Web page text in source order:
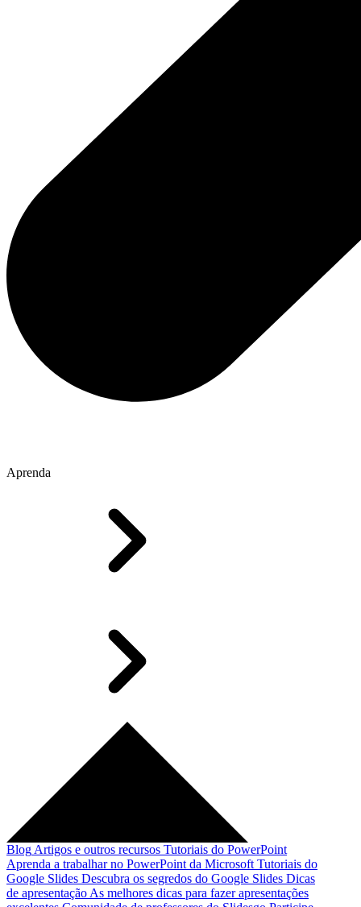
Aprenda
Blog Artigos e outros recursos Tutoriais do PowerPoint
Aprenda a trabalhar no PowerPoint da Microsoft Tutoriais do
Google Slides Descubra os segredos do Google Slides Dicas
de apresentação As melhores dicas para fazer apresentações